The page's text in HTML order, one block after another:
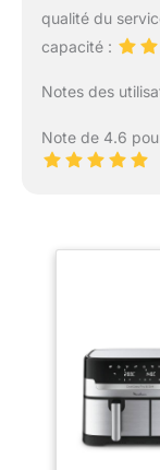
qualité du
capacité :
Notes des
Note de 4.6